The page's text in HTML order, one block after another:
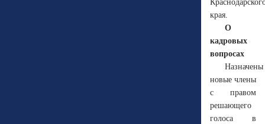
края.
О
кадровых
вопросах
Назначены
новые члены
с правом
решающего
голоса в